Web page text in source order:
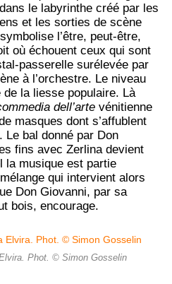
le labyrinthe créé par les
et les sorties de scène
l’être, peut-être,
où échouent ceux qui sont
passerelle surélevée par
à l’orchestre. Le niveau
la liesse populaire. Là
dell’arte vénitienne
masques dont s’affublent
bal donné par Don
fins avec Zerlina devient
la musique est partie
qui intervient alors
Don Giovanni, par sa
bois, encourage.
Phot. © Simon Gosselin